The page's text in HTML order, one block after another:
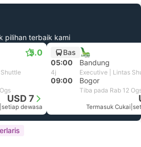
pilihan terbaik kami
5.0
USD 7
setiap dewasa
Bas
05:00
Bandung
4j Executive | Lintas
09:00 Bogor
Tiba pada Rab 12
Termasuk Cukai